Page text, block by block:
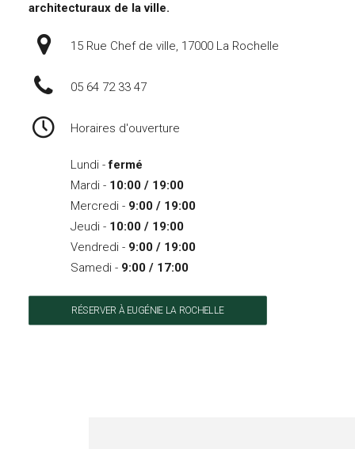
architecturaux de la ville.
15 Rue Chef de ville, 17000 La Rochelle
05 64 72 33 47
Horaires d'ouverture
Lundi -fermé
Mardi - 10:00 / 19:00
Mercredi - 9:00 / 19:00
Jeudi - 10:00 / 19:00
Vendredi - 9:00 / 19:00
Samedi - 9:00 / 17:00
RÉSERVER À EUGÉNIE LA ROCHELLE